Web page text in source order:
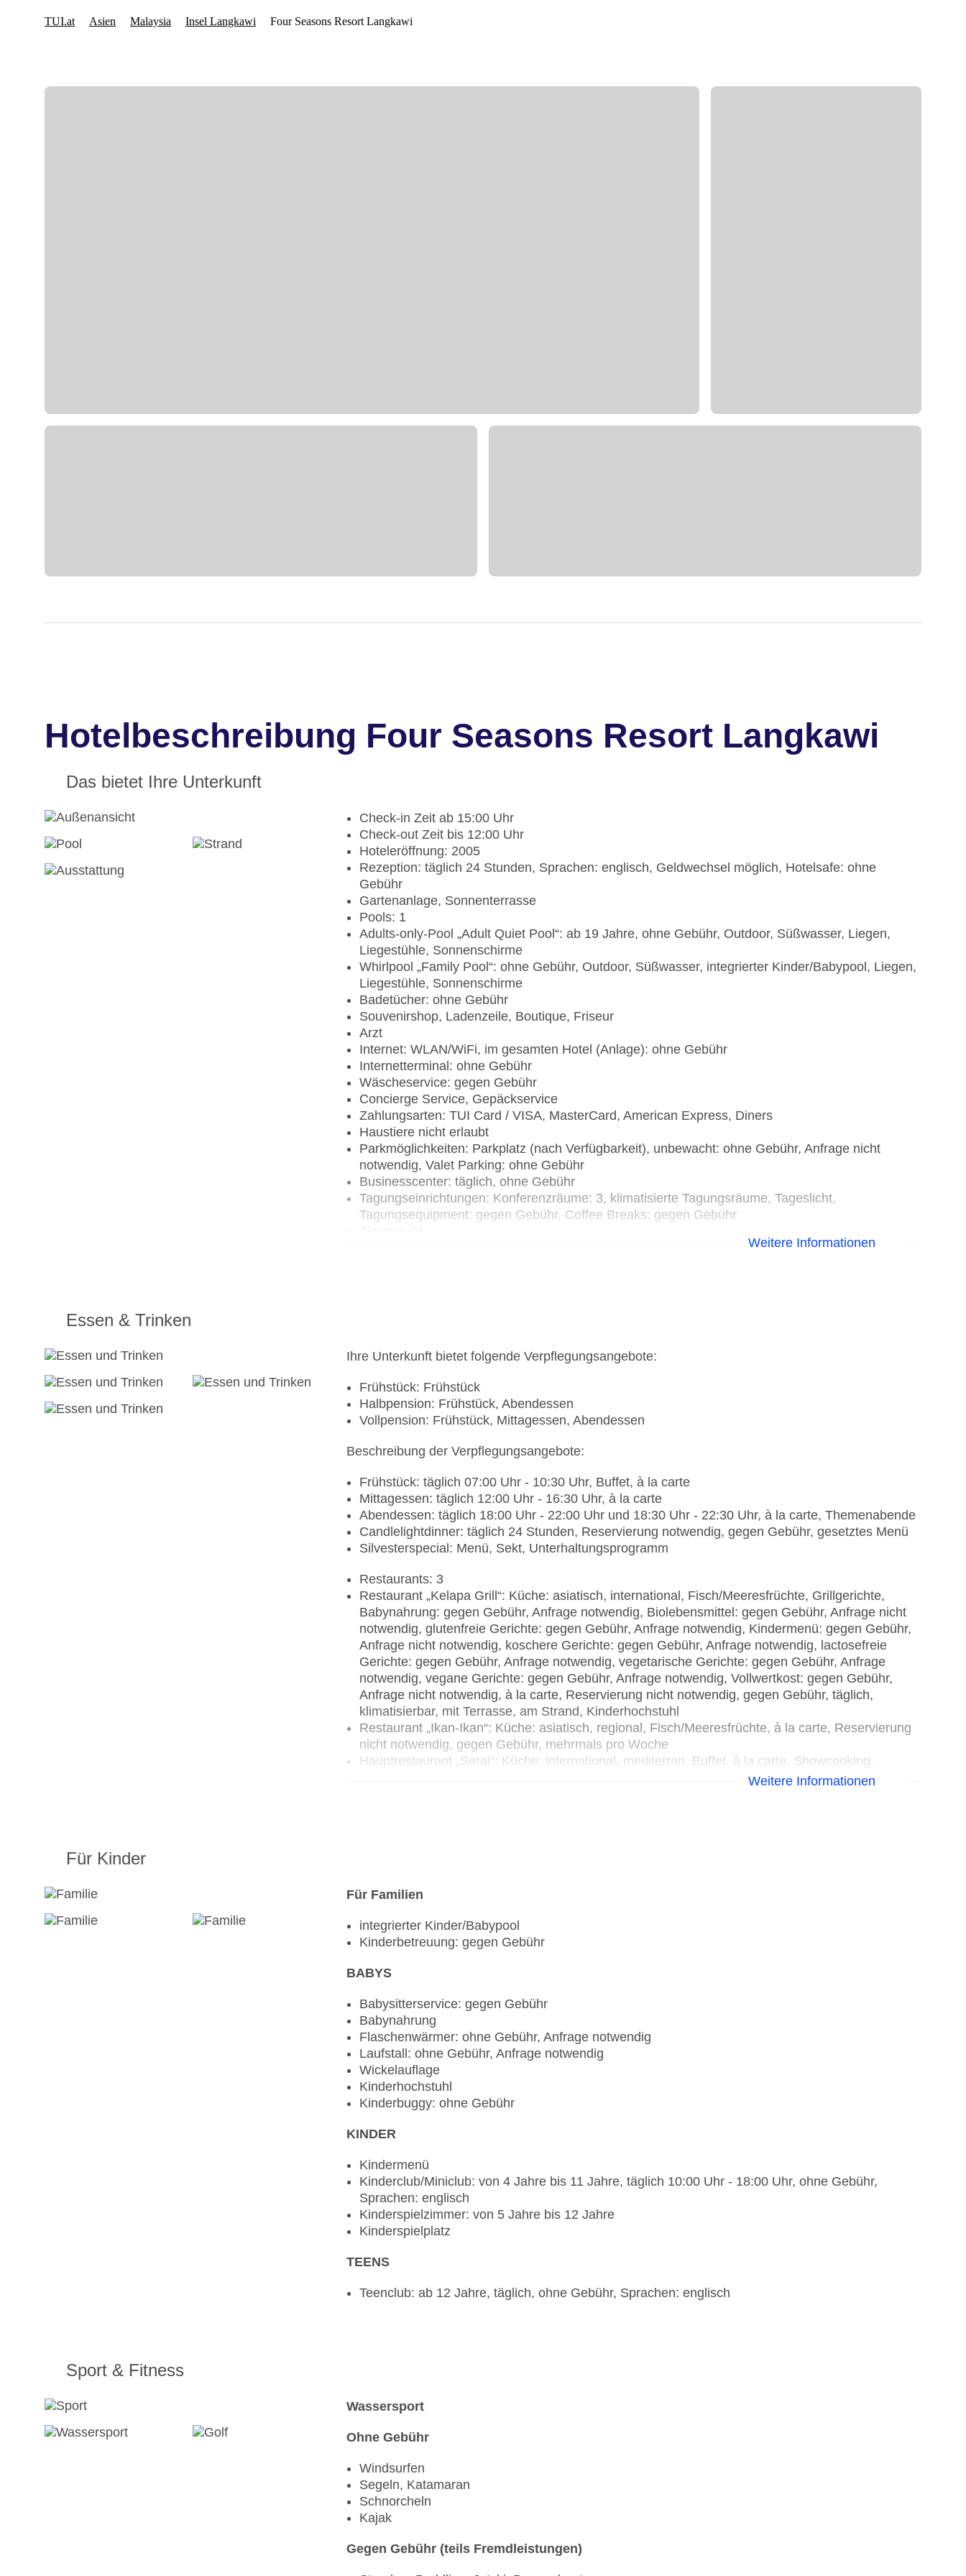
Hotelbeschreibung Four Seasons Resort Langkawi
Das bietet Ihre Unterkunft
Check-in Zeit ab 15:00 Uhr
Check-out Zeit bis 12:00 Uhr
Hoteleröffnung: 2005
Rezeption: täglich 24 Stunden, Sprachen: englisch, Geldwechsel möglich, Hotelsafe: ohne
Gebühr
Gartenanlage, Sonnenterrasse
Pools: 1
Adults-only-Pool „Adult Quiet Pool“: ab 19 Jahre, ohne Gebühr, Outdoor, Süßwasser, Liegen,
Liegestühle, Sonnenschirme
Whirlpool „Family Pool“: ohne Gebühr, Outdoor, Süßwasser, integrierter Kinder/Babypool, Liegen,
Liegestühle, Sonnenschirme
Badetücher: ohne Gebühr
Souvenirshop, Ladenzeile, Boutique, Friseur
Arzt
Internet: WLAN/WiFi, im gesamten Hotel (Anlage): ohne Gebühr
Internetterminal: ohne Gebühr
Wäscheservice: gegen Gebühr
Concierge Service, Gepäckservice
Zahlungsarten: TUI Card / VISA, MasterCard, American Express, Diners
Haustiere nicht erlaubt
Parkmöglichkeiten: Parkplatz (nach Verfügbarkeit), unbewacht: ohne Gebühr, Anfrage nicht
notwendig, Valet Parking: ohne Gebühr
Businesscenter: täglich, ohne Gebühr
Tagungseinrichtungen: Konferenzräume: 3, klimatisierte Tagungsräume, Tageslicht,
Tagungsequipment: gegen Gebühr, Coffee Breaks: gegen Gebühr
Weitere Informationen
Essen & Trinken
Ihre Unterkunft bietet folgende Verpflegungsangebote:
Frühstück: Frühstück
Halbpension: Frühstück, Abendessen
Vollpension: Frühstück, Mittagessen, Abendessen
Beschreibung der Verpflegungsangebote:
Frühstück: täglich 07:00 Uhr - 10:30 Uhr, Buffet, à la carte
Mittagessen: täglich 12:00 Uhr - 16:30 Uhr, à la carte
Abendessen: täglich 18:00 Uhr - 22:00 Uhr und 18:30 Uhr - 22:30 Uhr, à la carte, Themenabende
Candlelightdinner: täglich 24 Stunden, Reservierung notwendig, gegen Gebühr, gesetztes Menü
Silvesterspecial: Menü, Sekt, Unterhaltungsprogramm
Restaurants: 3
Restaurant „Kelapa Grill“: Küche: asiatisch, international, Fisch/Meeresfrüchte, Grillgerichte,
Babynahrung: gegen Gebühr, Anfrage notwendig, Biolebensmittel: gegen Gebühr, Anfrage nicht
notwendig, glutenfreie Gerichte: gegen Gebühr, Anfrage notwendig, Kindermenü: gegen Gebühr,
Anfrage nicht notwendig, koschere Gerichte: gegen Gebühr, Anfrage notwendig, lactosefreie
Gerichte: gegen Gebühr, Anfrage notwendig, vegetarische Gerichte: gegen Gebühr, Anfrage
notwendig, vegane Gerichte: gegen Gebühr, Anfrage notwendig, Vollwertkost: gegen Gebühr,
Anfrage nicht notwendig, à la carte, Reservierung nicht notwendig, gegen Gebühr, täglich,
klimatisierbar, mit Terrasse, am Strand, Kinderhochstuhl
Restaurant „Ikan-Ikan“: Küche: asiatisch, regional, Fisch/Meeresfrüchte, à la carte, Reservierung
nicht notwendig, gegen Gebühr, mehrmals pro Woche
Hauptrestaurant „Serai“: Küche: international, mediterran, Buffet, à la carte, Showcooking,
Anfrage & Reservierung nicht notwendig, gegen Gebühr, täglich, am Strand, Kinderhochstuhl
Ein Getränk (Kaffee, Tee, Softdrinks und Säfte) pro Person und Mahlzeit (Abendessen)
Bei Buchung der Verpflegungsleistung “Vollpension” ist folgendes inklusive:
Ein Getränk (Kaffee, Tee, Softdrinks und Säfte) pro Person und Mahlzeit (Mittag und Abendessen)
Ein Cocktail/Mocktail an der "Rhu Bar" pro Person und Aufenthalt (nur für Erwachsene)
Weitere Informationen
Für Kinder
Für Familien
integrierter Kinder/Babypool
Kinderbetreuung: gegen Gebühr
BABYS
Babysitterservice: gegen Gebühr
Babynahrung
Flaschenwärmer: ohne Gebühr, Anfrage notwendig
Laufstall: ohne Gebühr, Anfrage notwendig
Wickelauflage
Kinderhochstuhl
Kinderbuggy: ohne Gebühr
KINDER
Kindermenü
Kinderclub/Miniclub: von 4 Jahre bis 11 Jahre, täglich 10:00 Uhr - 18:00 Uhr, ohne Gebühr,
Sprachen: englisch
Kinderspielzimmer: von 5 Jahre bis 12 Jahre
Kinderspielplatz
TEENS
Teenclub: ab 12 Jahre, täglich, ohne Gebühr, Sprachen: englisch
Sport & Fitness
Wassersport
Ohne Gebühr
Windsurfen
Segeln, Katamaran
Schnorcheln
Kajak
Gegen Gebühr (teils Fremdleistungen)